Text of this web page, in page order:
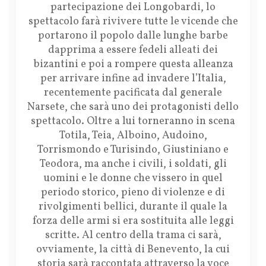
partecipazione dei Longobardi, lo
spettacolo farà rivivere tutte le vicende che
portarono il popolo dalle lunghe barbe
dapprima a essere fedeli alleati dei
bizantini e poi a rompere questa alleanza
per arrivare infine ad invadere l’Italia,
recentemente pacificata dal generale
Narsete, che sarà uno dei protagonisti dello
spettacolo. Oltre a lui torneranno in scena
Totila, Teia, Alboino, Audoino,
Torrismondo e Turisindo, Giustiniano e
Teodora, ma anche i civili, i soldati, gli
uomini e le donne che vissero in quel
periodo storico, pieno di violenze e di
rivolgimenti bellici, durante il quale la
forza delle armi si era sostituita alle leggi
scritte. Al centro della trama ci sarà,
ovviamente, la città di Benevento, la cui